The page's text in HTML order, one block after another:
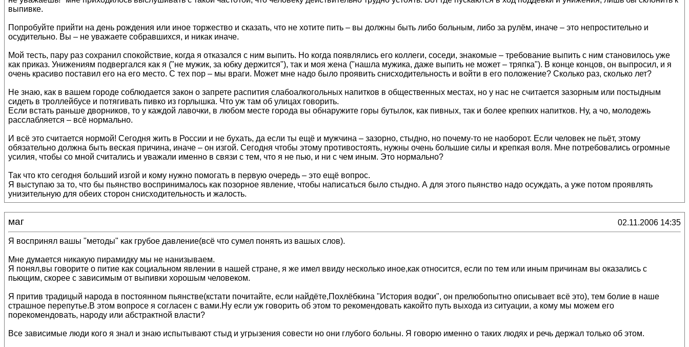
выпивке.
Попробуйте прийти на день рождения или иное торжество и сказать, что не хотите пить – вы должны быть либо больным, либо за рулём, иначе – это непростительно и
осудительно. Вы – не уважаете собравшихся, и никак иначе.
Мой тесть, пару раз сохранил спокойствие, когда я отказался с ним выпить. Но когда появлялись его коллеги, соседи, знакомые – требование выпить с ним становилось уже
как приказ. Унижениям подвергался как я ("не мужик, за юбку держится"), так и моя жена ("нашла мужика, даже выпить не может – тряпка"). В конце концов, он выпросил, и я
очень красиво поставил его на его место. С тех пор – мы враги. Может мне надо было проявить снисходительность и войти в его положение? Сколько раз, сколько лет?
Не знаю, как в вашем городе соблюдается закон о запрете распития слабоалкогольных напитков в общественных местах, но у нас не считается зазорным или постыдным
сидеть в троллейбусе и потягивать пивко из горлышка. Что уж там об улицах говорить.
Если встать раньше дворников, то у каждой лавочки, в любом месте города вы обнаружите горы бутылок, как пивных, так и более крепких напитков. Ну, а чо, молодежь
расслабляется – всё нормально.
И всё это считается нормой! Сегодня жить в России и не бухать, да если ты ещё и мужчина – зазорно, стыдно, но почему-то не наоборот. Если человек не пьёт, этому
обязательно должна быть веская причина, иначе – он изгой. Сегодня чтобы этому противостоять, нужны очень большие силы и крепкая воля. Мне потребовались огромные
усилия, чтобы со мной считались и уважали именно в связи с тем, что я не пью, и ни с чем иным. Это нормально?
Так что кто сегодня больший изгой и кому нужно помогать в первую очередь – это ещё вопрос.
Я выступаю за то, что бы пьянство воспринималось как позорное явление, чтобы написаться было стыдно. А для этого пьянство надо осуждать, а уже потом проявлять
унизительную для обеих сторон снисходительность и жалость.
маг 02.11.2006 14:35
Я воспринял вашы "методы" как грубое давление(всё что сумел понять из вашых слов).
Мне думается никакую пирамидку мы не нанизываем.
Я понял,вы говорите о питие как социальном явлении в нашей стране, я же имел ввиду несколько иное,как относится, если по тем или иным причинам вы оказались с
пьющим, скорее с зависимым от выпивки хорошым человеком.
Я притив традицый народа в постоянном пьянстве(кстати почитайте, если найдёте,Похлёбкина "История водки", он прелюбопытно описывает всё это), тем болие в наше
страшное перепутье.В этом вопросе я согласен с вами.Ну если уж говорить об этом то рекомендовать какойто путь выхода из ситуации, а кому мы можем его
порекомендовать, народу или абстрактной власти?
Все зависимые люди кого я знал и знаю испытывают стыд и угрызения совести но они глубого больны. Я говорю именно о таких людях и речь держал только об этом.